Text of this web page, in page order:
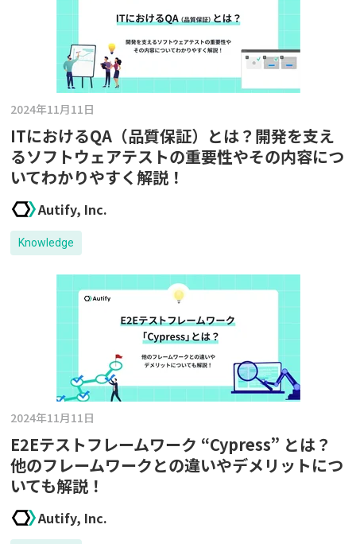
2024年11月11日
ITにおけるQA（品質保証）とは？開発を支え
るソフトウェアテストの重要性やその内容につ
いてわかりやすく解説！
Autify, Inc.
Knowledge
2024年11月11日
E2Eテストフレームワーク “Cypress” とは？
他のフレームワークとの違いやデメリットにつ
いても解説！
Autify, Inc.